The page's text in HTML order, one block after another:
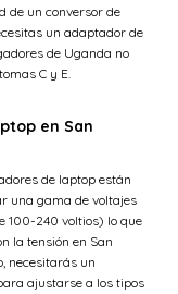
de un conversor de
un adaptador de
de Uganda no
C y E.
en San
de laptop están
una gama de voltajes
100-240 voltios) lo que
la tensión en San
necesitarás un
ajustarse a los tipos